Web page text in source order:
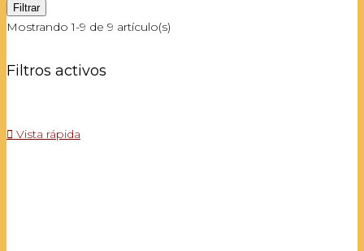
Filtrar
Mostrando 1-9 de 9 artículo(s)
Filtros activos
 Vista rápida